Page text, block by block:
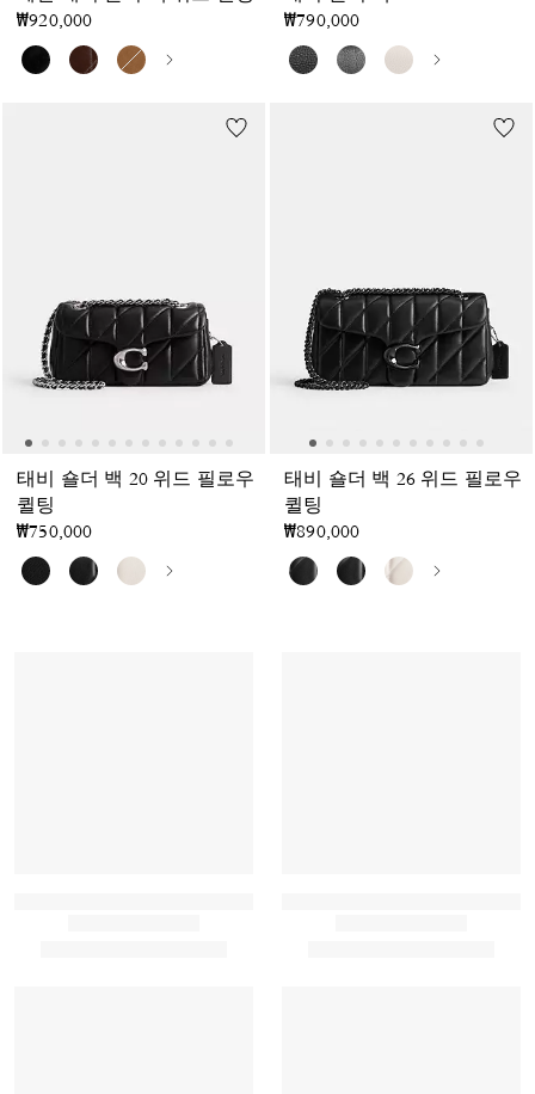
₩920,000
₩790,000
태비 숄더 백 20 위드 필로우
퀼팅
₩750,000
태비 숄더 백 26 위드 필로우
퀼팅
₩890,000